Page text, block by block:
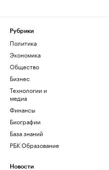
Рубрики
Политика
Экономика
Общество
Бизнес
Технологии и
медиа
Финансы
Биографии
База знаний
РБК Образование
Новости